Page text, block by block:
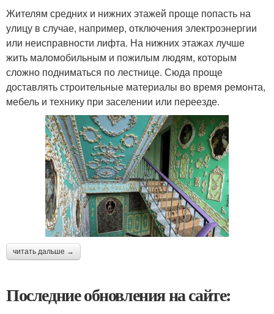
Жителям средних и нижних этажей проще попасть на
улицу в случае, например, отключения электроэнергии
или неисправности лифта. На нижних этажах лучше
жить маломобильным и пожилым людям, которым
сложно подниматься по лестнице. Сюда проще
доставлять строительные материалы во время ремонта,
мебель и технику при заселении или переезде.
читать дальше →
Последние обновления на сайте: